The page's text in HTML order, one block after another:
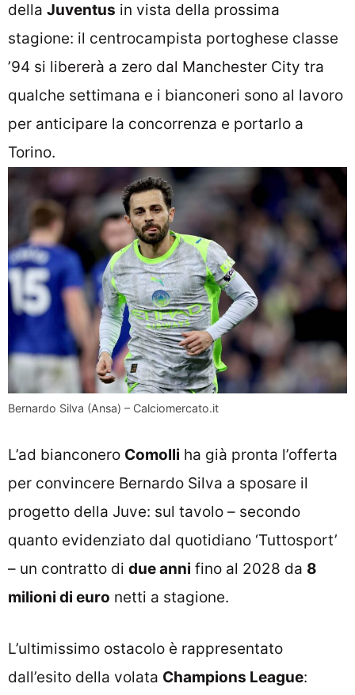
della Juventus in vista della prossima
stagione: il centrocampista portoghese classe
’94 si libererà a zero dal Manchester City tra
qualche settimana e i bianconeri sono al lavoro
per anticipare la concorrenza e portarlo a
Torino.
Bernardo Silva (Ansa) – Calciomercato.it
L’ad bianconero Comolli ha già pronta l’offerta
per convincere Bernardo Silva a sposare il
progetto della Juve: sul tavolo – secondo
quanto evidenziato dal quotidiano ‘Tuttosport’
– un contratto di due anni fino al 2028 da 8
milioni di euro netti a stagione.
L’ultimissimo ostacolo è rappresentato
dall’esito della volata Champions League: